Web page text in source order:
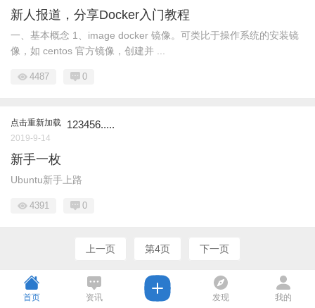
新人报道，分享Docker入门教程
一、基本概念 1、image docker 镜像。可类比于操作系统的安装镜
像，如 centos 官方镜像，创建并 ...
4487 0
点击重新加载 123456.....
2019-9-14
新手一枚
Ubuntu新手上路
4391 0
上一页 第4页 下一页
首页 资讯 发现 我的